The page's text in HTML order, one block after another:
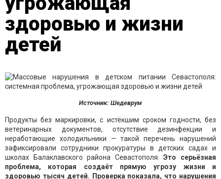
здоровью и жизни
детей
Источник: Шедеврум
Продукты без маркировки, с истёкшим сроком годности, без
ветеринарных документов, отсутствие дезинфекции и
неработающие холодильники — такой перечень нарушений
зафиксировали сотрудники прокуратуры в детских садах и
школах Балаклавского района Севастополя.Это серьёзная
проблема, которая создаёт прямую угрозу жизни и
здоровью тысяч детей. Проверка показала, что нарушения